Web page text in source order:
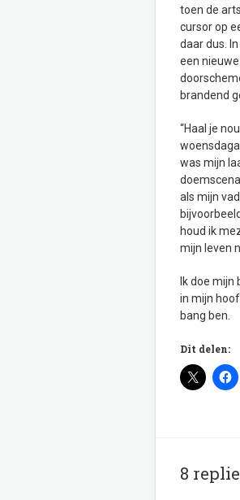
toen de
cursor op
daar dus.
een
brandend
“Haal je
was mijn
als mijn
houd ik
mijn leven
Ik doe
in mijn
bang ben.
Dit delen:
8